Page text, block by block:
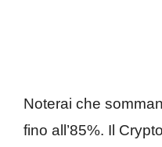
Noterai che
fino all’85%. Il